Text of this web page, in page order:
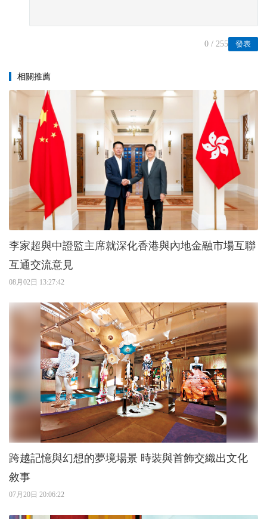
發表
0 / 255
相關推薦
李家超與中證監主席就深化香港與內地金融市場互聯
互通交流意見
08月02日 13:27:42
跨越記憶與幻想的夢境場景 時裝與首飾交織出文化
敘事
07月20日 20:06:22